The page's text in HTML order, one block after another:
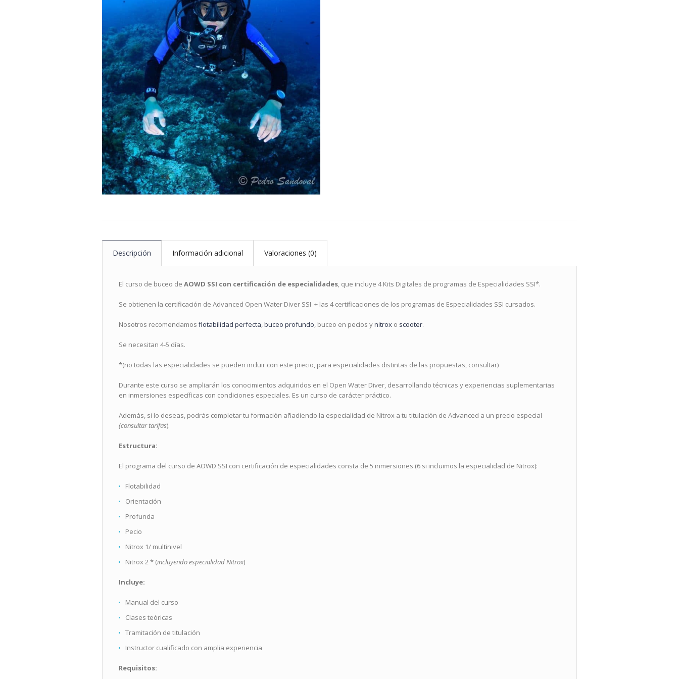
Descripción Información adicional Valoraciones (0)
El curso de buceo de AOWD SSI con certificación de especialidades , que incluye 4 Kits Digitales de programas de Especialidades SSI*.
Se obtienen la certificación de Advanced Open Water Diver SSI + las 4 certificaciones de los programas de Especialidades SSI cursados.
Nosotros recomendamos flotabilidad perfecta buceo profundo , buceo en pecios ynitrox o scooter.
Se necesitan 4-5 días.
*(no todas las especialidades se pueden incluir con este precio, para especialidades distintas de las propuestas, consultar)
Durante este curso se ampliarán los conocimientos adquiridos en el Open Water Diver, desarrollando técnicas y experiencias suplementarias
en inmersiones específicas con condiciones especiales. Es un curso de carácter práctico.
Además, si lo deseas, podrás completar tu formación añadiendo la especialidad de Nitrox a tu titulación de Advanced a un precio especial
(consultar tarifas).
Estructura:
El programa del curso de AOWD SSI con certificación de especialidades consta de 5 inmersiones (6 si incluimos la especialidad de Nitrox):
Flotabilidad
Orientación
Profunda
Pecio
Nitrox 1/ multinivel
Nitrox 2 * (incluyendo especialidad Nitrox)
Incluye:
Manual del curso
Clases teóricas
Tramitación de titulación
Instructor cualificado con amplia experiencia
Requisitos: